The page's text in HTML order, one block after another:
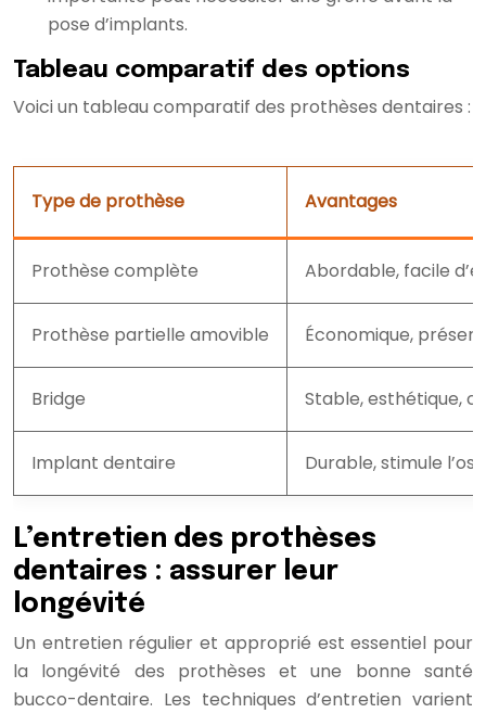
pose d’implants.
Tableau comparatif des options
Voici un tableau comparatif des prothèses dentaires :
Type de prothèse Avantages
Prothèse complète Abordable, facile
Prothèse partielle amovible Économique,
Bridge Stable, esthétique,
Implant dentaire Durable, stimule
L’entretien des prothèses
dentaires : assurer leur
longévité
Un entretien régulier et approprié est essentiel pour
la longévité des prothèses et une bonne santé
bucco-dentaire. Les techniques d’entretien varient